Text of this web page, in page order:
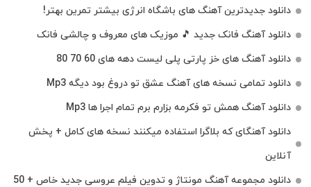
دانلود جدیدترین آهنگ‌ های باشگاه انرژی بیشتر تمرین بهتر!
دانلود آهنگ فانک جدید 🎵 موزیک‌ های معروف و چالشی فانک
دانلود آهنگ های خز پارتی پلی لیست دهه های 60 70 80
دانلود تمامی نسخه های آهنگ عشق تو دروغ بود دیگه Mp3
دانلود آهنگ همش تو فکرمه بزارم برم تمام اجرا ها Mp3
دانلود آهنگای که بلاگرا استفاده میکنند نسخه های کامل + پخش
آنلاین
دانلود مجموعه آهنگ مونتاژ و تدوین فیلم عروسی جدید خاص + 50